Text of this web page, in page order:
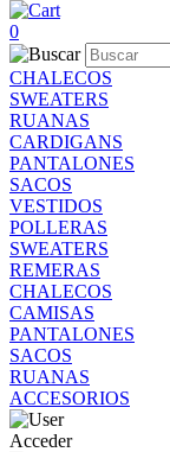
0
CHALECOS
SWEATERS
RUANAS
CARDIGANS
PANTALONES
SACOS
VESTIDOS
POLLERAS
SWEATERS
REMERAS
CHALECOS
CAMISAS
PANTALONES
SACOS
RUANAS
ACCESORIOS
Acceder